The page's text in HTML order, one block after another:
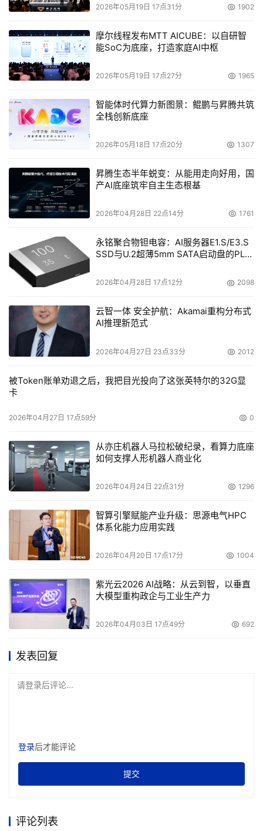
2026年05月19日 17点31分 1902
摩尔线程发布MTT AICUBE：以自研智
能SoC为底座，打造家庭AI中枢
2026年05月19日 17点27分 1965
智能体时代算力新图景：鲲鹏与昇腾共筑
全栈创新底座
2026年05月18日 17点20分 1307
昇腾生态半年蜕变：从能用走向好用，国
产AI底座筑牢自主生态根基
2026年04月28日 22点14分 1761
永铭聚合物钽电容：AI服务器E1.S/E3.S
SSD与U.2超薄5mm SATA启动盘的PLP
2026年04月28日 17点12分 2098
云智一体 安全护航：Akamai重构分布式
AI推理新范式
2026年04月27日 23点33分 2012
被Token账单劝退之后，我把目光投向了这张英特尔的32G显
卡
2026年04月27日 17点59分 0
从亦庄机器人马拉松破纪录，看算力底座
如何支撑人形机器人商业化
2026年04月24日 22点31分 1296
智算引擎赋能产业升级：思源电气HPC
体系化能力应用实践
2026年04月20日 17点17分 1004
紫光云2026 AI战略：从云到智，以垂直
大模型重构政企与工业生产力
2026年04月03日 17点49分 692
发表回复
请登录后评论...
登录后才能评论
提交
评论列表